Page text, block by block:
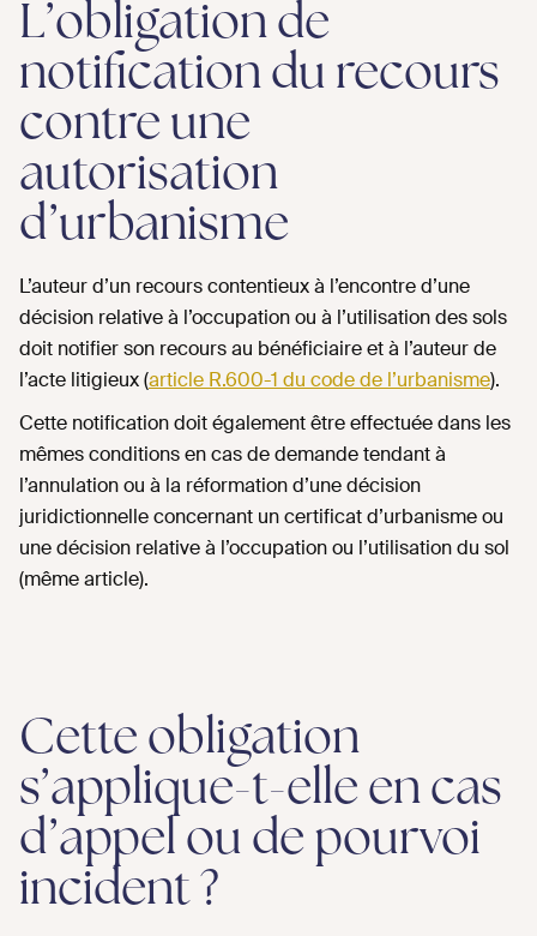
L’obligation de
notification du recours
contre une
autorisation
d’urbanisme
L’auteur d’un recours contentieux à l’encontre d’une
décision relative à l’occupation ou à l’utilisation des sols
doit notifier son recours au bénéficiaire et à l’auteur de
l’acte litigieux (article R.600-1 du code de l’urbanisme).
Cette notification doit également être effectuée dans les
mêmes conditions en cas de demande tendant à
l’annulation ou à la réformation d’une décision
juridictionnelle concernant un certificat d’urbanisme ou
une décision relative à l’occupation ou l’utilisation du sol
(même article).
Cette obligation
s’applique-t-elle en cas
d’appel ou de pourvoi
incident ?